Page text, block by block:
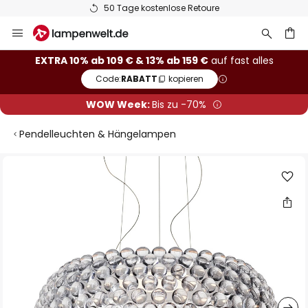
50 Tage kostenlose Retoure
Inhalt
springen
EXTRA 10% ab 109 € & 13% ab 159 €auf fast alles
Code:RABATT kopieren
WOW Week:Bis zu -70%
Pendelleuchten & Hängelampen